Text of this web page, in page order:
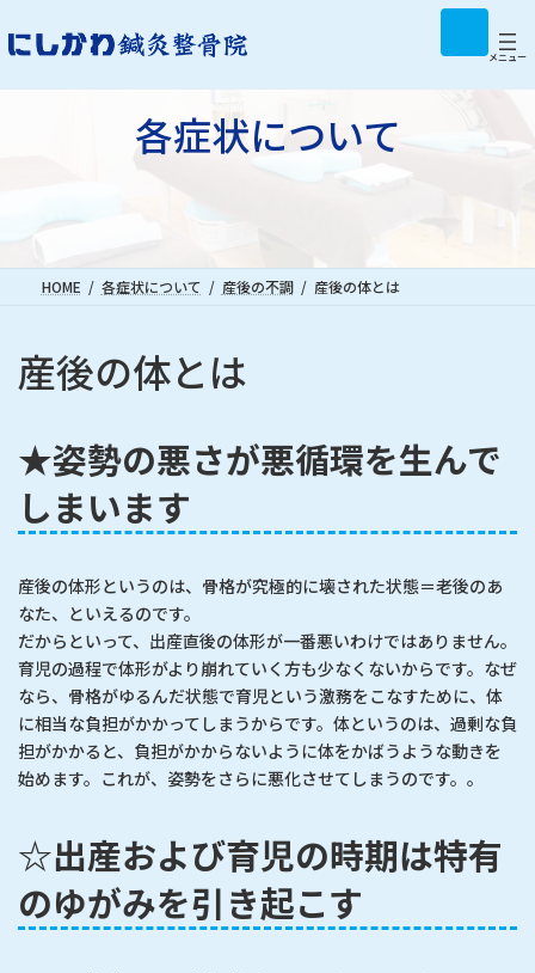
ン
テ
ン
ビ
ゲ
ー
ア
コ メニュー
各症状について
HOME 各症状について 産後の不調 産後の体とは
産後の体とは
★姿勢の悪さが悪循環を生んで
しまいます
産後の体形というのは、骨格が究極的に壊された状態＝老後のあ
なた、といえるのです。
だからといって、出産直後の体形が一番悪いわけではありません。
育児の過程で体形がより崩れていく方も少なくないからです。なぜ
なら、骨格がゆるんだ状態で育児という激務をこなすために、体
に相当な負担がかかってしまうからです。体というのは、過剰な負
担がかかると、負担がかからないように体をかばうような動きを
始めます。これが、姿勢をさらに悪化させてしまうのです。。
☆出産および育児の時期は特有
のゆがみを引き起こす